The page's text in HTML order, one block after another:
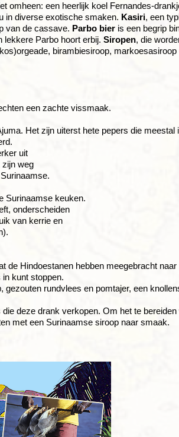
omheen: een heerlijk koel Fernandes-
in diverse exotische smaken. Kasiri, een
van de cassave. Parbo bier is een begrip
lekkere Parbo hoort erbij. Siropen, die
birambiesiroop,
een zachte vissmaak.
Het zijn uiterst hete pepers die
uit
zijn weg
Surinaamse keuken.
onderscheiden
van kerrie en
de Hindoestanen hebben meegebracht
kunt stoppen.
gezouten rundvlees en pomtajer, een
deze drank verkopen. Om het te
met een Surinaamse siroop naar smaak.